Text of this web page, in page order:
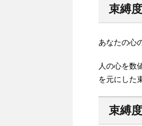
束縛
あなたの心
人の心を数
を元にした
束縛